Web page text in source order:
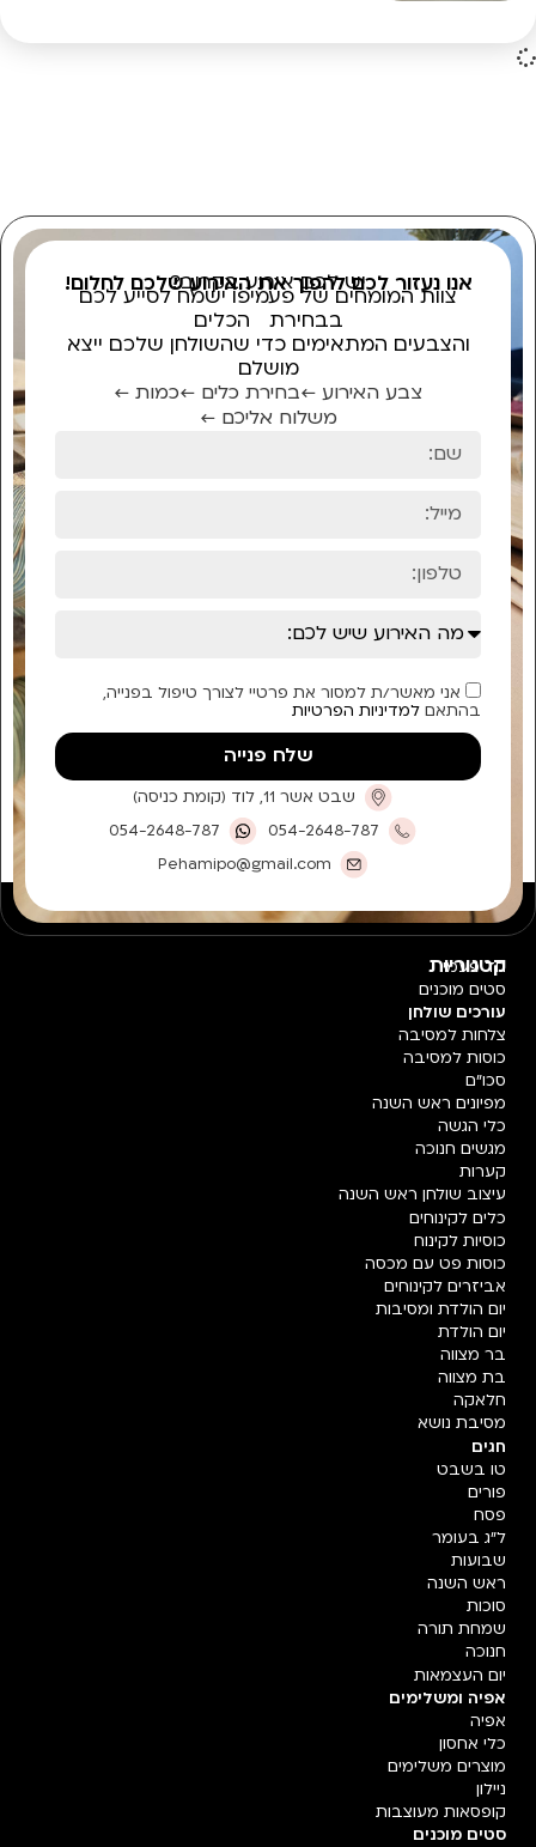
יש לכם אירוע בקרוב?
אנו נעזור לכם להפוך את האירוע שלכם לחלום!
צוות המומחים של פעמיפו ישמח לסייע לכם
בבחירת הכלים
והצבעים המתאימים כדי שהשולחן שלכם ייצא
מושלם
צבע האירוע ←בחירת כלים ←כמות ←
משלוח אליכם ←
אני מאשר/ת למסור את פרטיי לצורך טיפול בפנייה,
בהתאם למדיניות הפרטיות
שלח פנייה
שבט אשר 11, לוד (קומת כניסה)
054-2648-787
054-2648-787
Pehamipo@gmail.com
קטגוריות
חד פעמי
סטים מוכנים
עורכים שולחן
צלחות למסיבה
כוסות למסיבה
סכו"ם
מפיונים ראש השנה
כלי הגשה
מגשים חנוכה
קערות
עיצוב שולחן ראש השנה
כלים לקינוחים
כוסיות לקינוח
כוסות פט עם מכסה
אביזרים לקינוחים
יום הולדת ומסיבות
יום הולדת
בר מצווה
בת מצווה
חלאקה
מסיבת נושא
חגים
טו בשבט
פורים
פסח
ל"ג בעומר
שבועות
ראש השנה
סוכות
שמחת תורה
חנוכה
יום העצמאות
אפיה ומשלימים
אפיה
כלי אחסון
מוצרים משלימים
ניילון
קופסאות מעוצבות
סטים מוכנים